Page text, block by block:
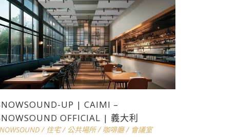
UP | CAIMI –
OFFICIAL | 義大利
/ 住宅/ 公共場所/ 咖啡廳/ 會議室